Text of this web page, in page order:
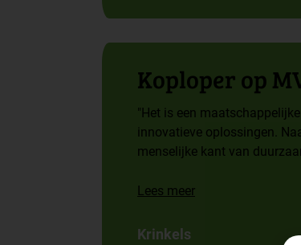
Koploper op
"Het is een
innovatieve oplossingen.
menselijke kant van
Lees meer
Krinkels